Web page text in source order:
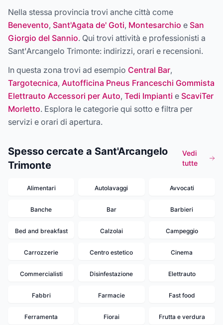
Nella stessa provincia trovi anche città come
Benevento, Sant'Agata de' Goti, Montesarchio e San
Giorgio del Sannio. Qui trovi attività e professionisti a
Sant'Arcangelo Trimonte: indirizzi, orari e recensioni.
In questa zona trovi ad esempio Central Bar,
Targotecnica, Autofficina Pneus Franceschi Gommista
Elettrauto Accessori per Auto, Tedi Impianti e ScaviTer
Morletto. Esplora le categorie qui sotto e filtra per
servizi e orari di apertura.
Spesso cercate a Sant'Arcangelo
Trimonte
Vedi
tutte
Alimentari Autolavaggi Avvocati
Banche Bar Barbieri
Bed and breakfast Calzolai Campeggio
Carrozzerie Centro estetico Cinema
Commercialisti Disinfestazione Elettrauto
Fabbri Farmacie Fast food
Ferramenta Fiorai Frutta e verdura